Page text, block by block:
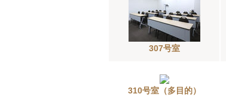
307号室
310号室（多目的）